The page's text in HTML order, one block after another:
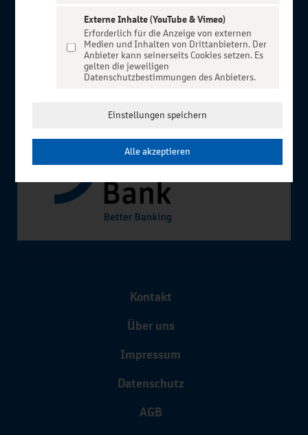
Service für alle Kunden der BBBank. Auf unserem einzigartigen
Portal finden Sie Tickets für atemberaubende Konzerte,
Musicals und Shows, die Fußball-Bundesliga sowie die
Champions League und die Europa League.
In Zusammenarbeit mit
Kontakt
Über uns
Impressum
Datenschutz
AGB
Externe Inhalte (YouTube & Vimeo)
Erforderlich für die Anzeige von externen
Medien und Inhalten von Drittanbietern. Der
Anbieter kann seinerseits Cookies setzen. Es
gelten die jeweiligen
Datenschutzbestimmungen des Anbieters.
Einstellungen speichern
Alle akzeptieren